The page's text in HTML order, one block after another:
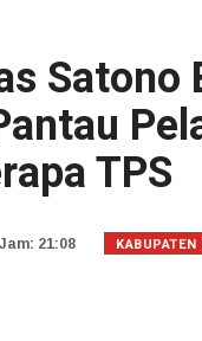
Satono
TPS
21:08